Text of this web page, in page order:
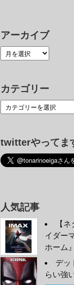
アーカイブ
カテゴリー
twitterやってま
人気記事
【
イダー
ホーム
デッ
らい強